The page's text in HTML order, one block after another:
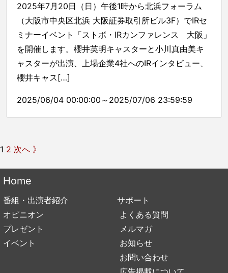
2025年7月20日（日）午後1時から北浜フォーラム
（大阪市中央区北浜 大阪証券取引所ビル3F）でIRセ
ミナーイベント「ストボ・IRカンファレンス 大阪」
を開催します。櫻井英明キャスターと小川真由美キ
ャスターが出演、上場企業4社へのIRインタビュー、
櫻井キャス[…]
2025/06/04 00:00:00～2025/07/06 23:59:59
1 2 次へ 》
Home
番組・出演者紹介
オピニオン
プレゼント
イベント
サポート
よくある質問
メルマガ
お知らせ
お問い合わせ